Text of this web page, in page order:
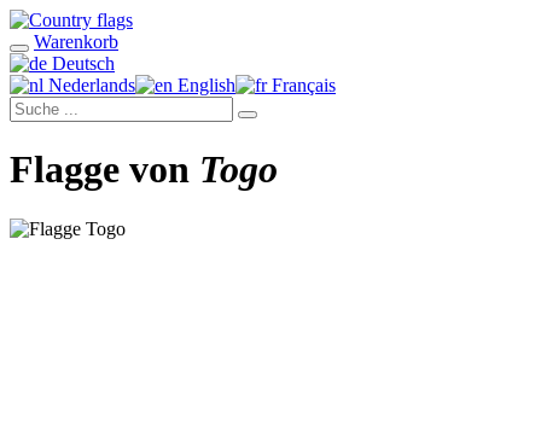
Warenkorb
Deutsch
Nederlands
English Français
Flagge von Togo